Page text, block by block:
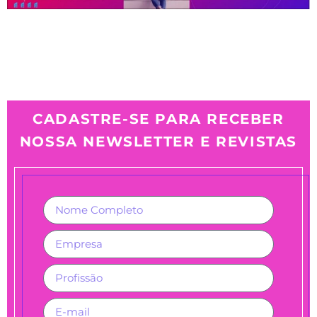
CADASTRE-SE PARA RECEBER
NOSSA NEWSLETTER E REVISTAS